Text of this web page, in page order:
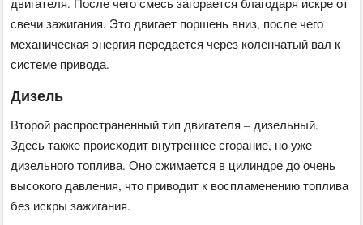
свечи зажигания. Это двигает поршень вниз, после чего
механическая энергия передается через коленчатый вал к
системе привода.
Дизель
Второй распространенный тип двигателя – дизельный.
Здесь также происходит внутреннее сгорание, но уже
дизельного топлива. Оно сжимается в цилиндре до очень
высокого давления, что приводит к воспламенению топлива
без искры зажигания.